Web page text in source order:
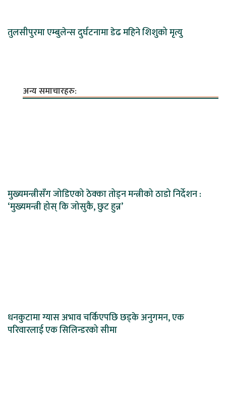
तुलसीपुरमा एम्बुलेन्स दुर्घटनामा डेढ महिने शिशुको मृत्यु
अन्य समाचारहरु:
मुख्यमन्त्रीसँग जोडिएको ठेक्का तोड्न मन्त्रीको ठाडो निर्देशन :
‘मुख्यमन्त्री होस् कि जोसुकै, छुट हुन्न’
धनकुटामा ग्यास अभाव चर्किएपछि छड्के अनुगमन, एक
परिवारलाई एक सिलिन्डरको सीमा